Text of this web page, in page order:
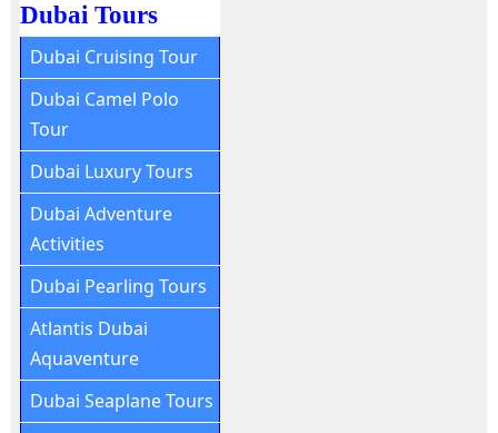
Dubai Tours
Dubai Cruising Tour
Dubai Camel Polo
Tour
Dubai Luxury Tours
Dubai Adventure
Activities
Dubai Pearling Tours
Atlantis Dubai
Aquaventure
Dubai Seaplane Tours